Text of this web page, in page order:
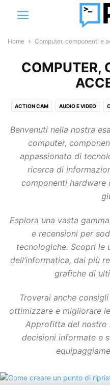
Home Computer, componenti e
COMPUTER,
ACTION CAM AUDIO E VIDEO
GUIDE E TUTORIAL SMART
SOFTWARE STORAGE
Benvenuti nella nostra
computer,
appassionato di
ricerca di
componenti hardware
Esplora una vasta
e recensioni per
tecnologiche. Scopri le
dell’informatica, dai più
grafiche di
Troverai anche
ottimizzare e migliorare
Approfitta del nostro
decisioni informate e